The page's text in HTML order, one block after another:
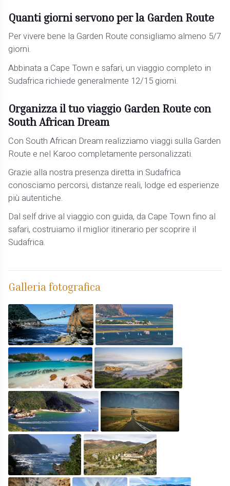
Quanti giorni servono per la Garden Route
Per vivere bene la Garden Route consigliamo almeno 5/7
giorni.
Abbinata a Cape Town e safari, un viaggio completo in
Sudafrica richiede generalmente 12/15 giorni.
Organizza il tuo viaggio Garden Route con
South African Dream
Con South African Dream realizziamo viaggi sulla Garden
Route e nel Karoo completamente personalizzati.
Grazie alla nostra presenza diretta in Sudafrica
conosciamo percorsi, distanze reali, lodge ed esperienze
più autentiche.
Dal self drive al viaggio con guida, da Cape Town fino al
safari, costruiamo il miglior itinerario per scoprire il
Sudafrica.
Galleria fotografica